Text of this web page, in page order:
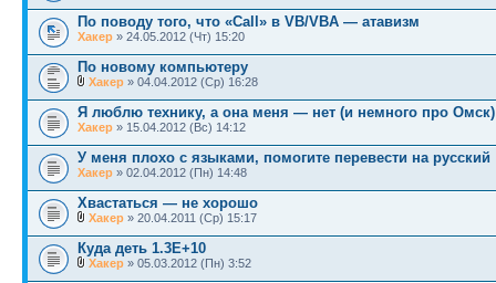
По поводу того, что «Call» в VB/VBA — атавизм
Хакер » 24.05.2012 (Чт) 15:20
По новому компьютеру
Хакер » 04.04.2012 (Ср) 16:28
Я люблю технику, а она меня — нет (и немного про Омск)
Хакер » 15.04.2012 (Вс) 14:12
У меня плохо с языками, помогите перевести на русский
Хакер » 02.04.2012 (Пн) 14:48
Хвастаться — не хорошо
Хакер » 20.04.2011 (Ср) 15:17
Куда деть 1.3E+10
Хакер » 05.03.2012 (Пн) 3:52